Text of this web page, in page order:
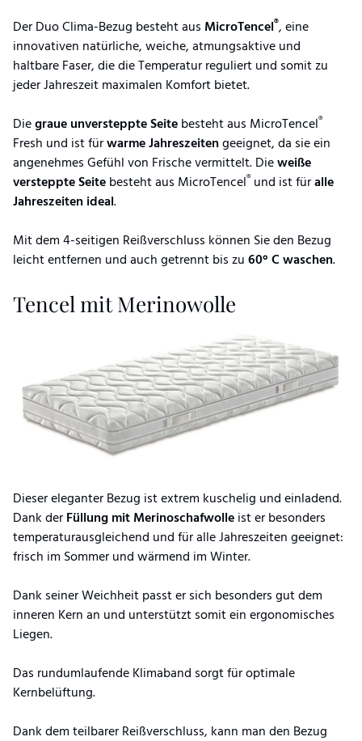
Der Duo Clima-Bezug besteht aus MicroTencel®, eine
innovativen natürliche, weiche, atmungsaktive und
haltbare Faser, die die Temperatur reguliert und somit zu
jeder Jahreszeit maximalen Komfort bietet.
Diegraue unversteppte Seitebesteht aus MicroTencel®
Fresh und ist fürwarme Jahreszeitengeeignet, da sie ein
angenehmes Gefühl von Frische vermittelt. Dieweiße
versteppte Seitebesteht aus MicroTencel®und ist füralle
Jahreszeiten ideal.
Mit dem 4-seitigen Reißverschluss können Sie den Bezug
leicht entfernen und auch getrennt bis zu60° C waschen.
Tencel mit Merinowolle
Dieser eleganter Bezug ist extrem kuschelig und einladend.
Dank derFüllung mit Merinoschafwolleist er besonders
temperaturausgleichend und für alle Jahreszeiten geeignet:
frisch im Sommer und wärmend im Winter.
Dank seiner Weichheit passt er sich besonders gut dem
inneren Kern an und unterstützt somit ein ergonomisches
Liegen.
Das rundumlaufende Klimaband sorgt für optimale
Kernbelüftung.
Dank dem teilbarer Reißverschluss, kann man den Bezug